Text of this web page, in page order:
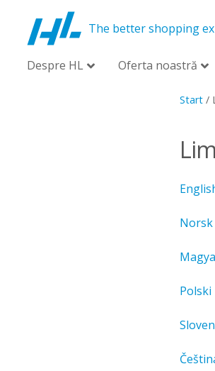
The better shopping
Despre HL Oferta noastră
Start/
Norsk
Polski